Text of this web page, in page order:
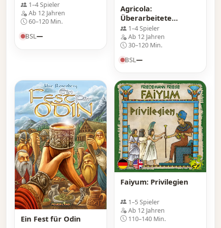
1–4 Spieler
Ab 12 Jahren
60–120 Min.
BSL—
Agricola:
Überarbeitete
Neuauflage
1–4 Spieler
Ab 12 Jahren
30–120 Min.
BSL—
Ein Fest für Odin
Faiyum: Privilegien
1–5 Spieler
Ab 12 Jahren
110–140 Min.